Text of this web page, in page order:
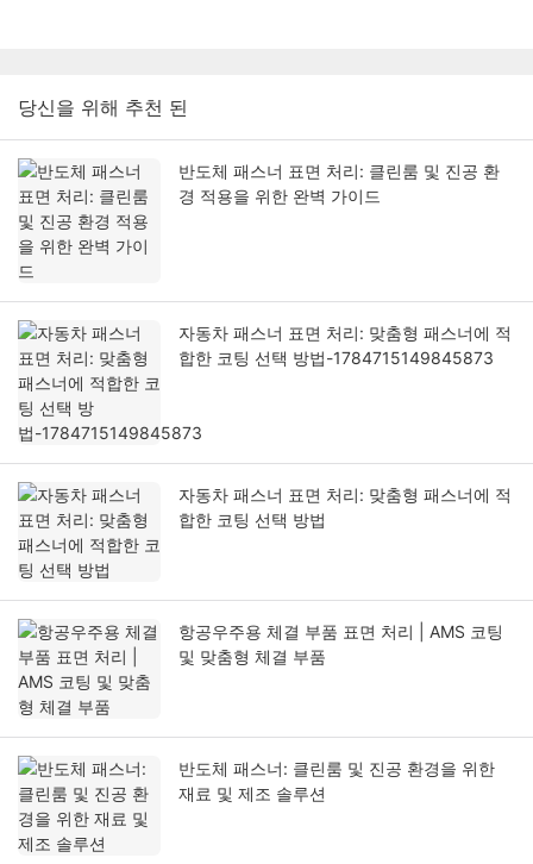
당신을 위해 추천 된
반도체 패스너 표면 처리: 클린룸 및 진공 환
경 적용을 위한 완벽 가이드
자동차 패스너 표면 처리: 맞춤형 패스너에 적
합한 코팅 선택 방법-1784715149845873
자동차 패스너 표면 처리: 맞춤형 패스너에 적
합한 코팅 선택 방법
항공우주용 체결 부품 표면 처리 | AMS 코팅
및 맞춤형 체결 부품
반도체 패스너: 클린룸 및 진공 환경을 위한
재료 및 제조 솔루션